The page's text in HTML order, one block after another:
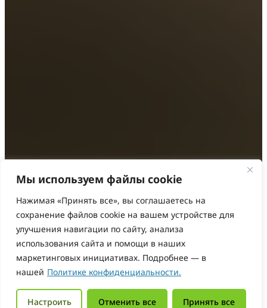
Мы используем файлы cookie
Нажимая «Принять все», вы соглашаетесь на
сохранение файлов cookie на вашем устройстве для
улучшения навигации по сайту, анализа
использования сайта и помощи в наших
маркетинговых инициативах. Подробнее — в
нашей Политике конфиденциальности.
Настроить Отменить все Принять все